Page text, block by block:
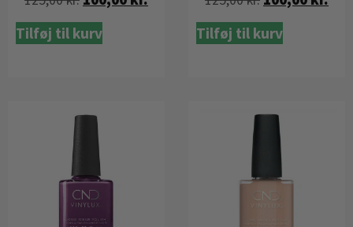
Tilføj til kurv
Tilføj til kurv